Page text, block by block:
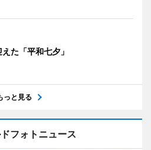
た「平和七夕」
っと見る
フォトニュース